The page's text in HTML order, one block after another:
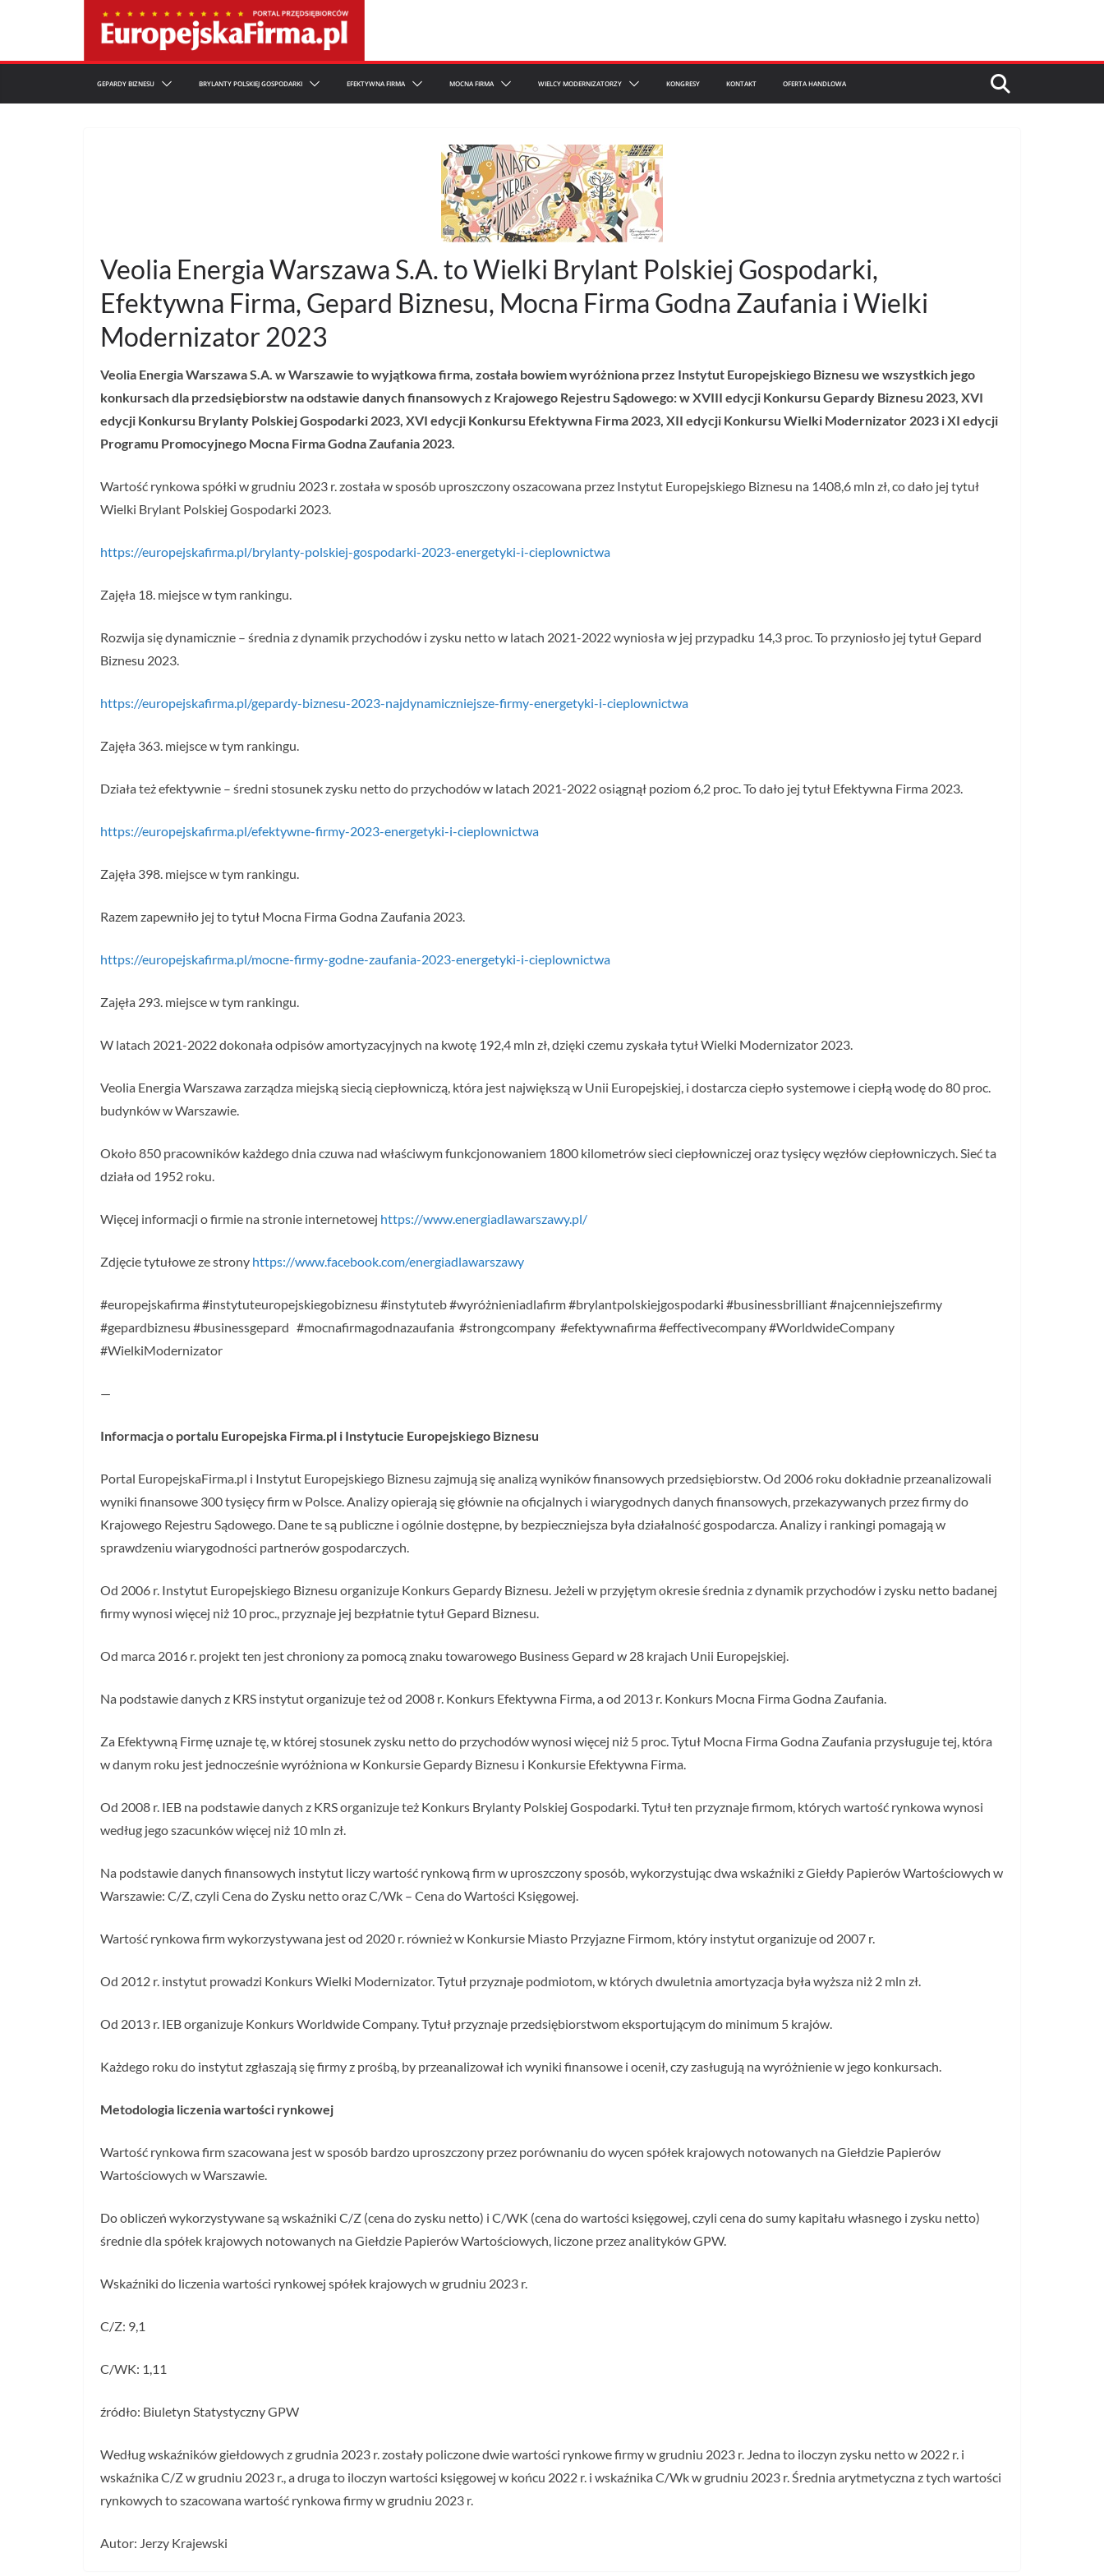
GEPARDY BIZNESU BRYLANTY POLSKIEJ GOSPODARKI EFEKTYWNA FIRMA MOCNA FIRMA WIELCY MODERNIZATORZY KONGRESY KONTAKT OFERTA HANDLOWA
Veolia Energia Warszawa S.A. to Wielki Brylant Polskiej Gospodarki,
Efektywna Firma, Gepard Biznesu, Mocna Firma Godna Zaufania i Wielki
Modernizator 2023
Veolia Energia Warszawa S.A. w Warszawie to wyjątkowa firma, została bowiem wyróżniona przez Instytut Europejskiego Biznesu we wszystkich jego
konkursach dla przedsiębiorstw na odstawie danych finansowych z Krajowego Rejestru Sądowego: w XVIII edycji Konkursu Gepardy Biznesu 2023, XVI
edycji Konkursu Brylanty Polskiej Gospodarki 2023, XVI edycji Konkursu Efektywna Firma 2023, XII edycji Konkursu Wielki Modernizator 2023 i XI edycji
Programu Promocyjnego Mocna Firma Godna Zaufania 2023.
Wartość rynkowa spółki w grudniu 2023 r. została w sposób uproszczony oszacowana przez Instytut Europejskiego Biznesu na 1408,6 mln zł, co dało jej tytuł
Wielki Brylant Polskiej Gospodarki 2023.
https://europejskafirma.pl/brylanty-polskiej-gospodarki-2023-energetyki-i-cieplownictwa
Zajęła 18. miejsce w tym rankingu.
Rozwija się dynamicznie – średnia z dynamik przychodów i zysku netto w latach 2021-2022 wyniosła w jej przypadku 14,3 proc. To przyniosło jej tytuł Gepard
Biznesu 2023.
https://europejskafirma.pl/gepardy-biznesu-2023-najdynamiczniejsze-firmy-energetyki-i-cieplownictwa
Zajęła 363. miejsce w tym rankingu.
Działa też efektywnie – średni stosunek zysku netto do przychodów w latach 2021-2022 osiągnął poziom 6,2 proc. To dało jej tytuł Efektywna Firma 2023.
https://europejskafirma.pl/efektywne-firmy-2023-energetyki-i-cieplownictwa
Zajęła 398. miejsce w tym rankingu.
Razem zapewniło jej to tytuł Mocna Firma Godna Zaufania 2023.
https://europejskafirma.pl/mocne-firmy-godne-zaufania-2023-energetyki-i-cieplownictwa
Zajęła 293. miejsce w tym rankingu.
W latach 2021-2022 dokonała odpisów amortyzacyjnych na kwotę 192,4 mln zł, dzięki czemu zyskała tytuł Wielki Modernizator 2023.
Veolia Energia Warszawa zarządza miejską siecią ciepłowniczą, która jest największą w Unii Europejskiej, i dostarcza ciepło systemowe i ciepłą wodę do 80 proc.
budynków w Warszawie.
Około 850 pracowników każdego dnia czuwa nad właściwym funkcjonowaniem 1800 kilometrów sieci ciepłowniczej oraz tysięcy węzłów ciepłowniczych. Sieć ta
działa od 1952 roku.
Więcej informacji o firmie na stronie internetowej https://www.energiadlawarszawy.pl/
Zdjęcie tytułowe ze strony https://www.facebook.com/energiadlawarszawy
#europejskafirma #instytuteuropejskiegobiznesu #instytuteb #wyróżnieniadlafirm #brylantpolskiejgospodarki #businessbrilliant #najcenniejszefirmy
#gepardbiznesu #businessgepard #mocnafirmagodnazaufania #strongcompany #efektywnafirma #effectivecompany #WorldwideCompany
#WielkiModernizator
—
Informacja o portalu Europejska Firma.pl i Instytucie Europejskiego Biznesu
Portal EuropejskaFirma.pl i Instytut Europejskiego Biznesu zajmują się analizą wyników finansowych przedsiębiorstw. Od 2006 roku dokładnie przeanalizowali
wyniki finansowe 300 tysięcy firm w Polsce. Analizy opierają się głównie na oficjalnych i wiarygodnych danych finansowych, przekazywanych przez firmy do
Krajowego Rejestru Sądowego. Dane te są publiczne i ogólnie dostępne, by bezpieczniejsza była działalność gospodarcza. Analizy i rankingi pomagają w
sprawdzeniu wiarygodności partnerów gospodarczych.
Od 2006 r. Instytut Europejskiego Biznesu organizuje Konkurs Gepardy Biznesu. Jeżeli w przyjętym okresie średnia z dynamik przychodów i zysku netto badanej
firmy wynosi więcej niż 10 proc., przyznaje jej bezpłatnie tytuł Gepard Biznesu.
Od marca 2016 r. projekt ten jest chroniony za pomocą znaku towarowego Business Gepard w 28 krajach Unii Europejskiej.
Na podstawie danych z KRS instytut organizuje też od 2008 r. Konkurs Efektywna Firma, a od 2013 r. Konkurs Mocna Firma Godna Zaufania.
Za Efektywną Firmę uznaje tę, w której stosunek zysku netto do przychodów wynosi więcej niż 5 proc. Tytuł Mocna Firma Godna Zaufania przysługuje tej, która
w danym roku jest jednocześnie wyróżniona w Konkursie Gepardy Biznesu i Konkursie Efektywna Firma.
Od 2008 r. IEB na podstawie danych z KRS organizuje też Konkurs Brylanty Polskiej Gospodarki. Tytuł ten przyznaje firmom, których wartość rynkowa wynosi
według jego szacunków więcej niż 10 mln zł.
Na podstawie danych finansowych instytut liczy wartość rynkową firm w uproszczony sposób, wykorzystując dwa wskaźniki z Giełdy Papierów Wartościowych w
Warszawie: C/Z, czyli Cena do Zysku netto oraz C/Wk – Cena do Wartości Księgowej.
Wartość rynkowa firm wykorzystywana jest od 2020 r. również w Konkursie Miasto Przyjazne Firmom, który instytut organizuje od 2007 r.
Od 2012 r. instytut prowadzi Konkurs Wielki Modernizator. Tytuł przyznaje podmiotom, w których dwuletnia amortyzacja była wyższa niż 2 mln zł.
Od 2013 r. IEB organizuje Konkurs Worldwide Company. Tytuł przyznaje przedsiębiorstwom eksportującym do minimum 5 krajów.
Każdego roku do instytut zgłaszają się firmy z prośbą, by przeanalizował ich wyniki finansowe i ocenił, czy zasługują na wyróżnienie w jego konkursach.
Metodologia liczenia wartości rynkowej
Wartość rynkowa firm szacowana jest w sposób bardzo uproszczony przez porównaniu do wycen spółek krajowych notowanych na Giełdzie Papierów
Wartościowych w Warszawie.
Do obliczeń wykorzystywane są wskaźniki C/Z (cena do zysku netto) i C/WK (cena do wartości księgowej, czyli cena do sumy kapitału własnego i zysku netto)
średnie dla spółek krajowych notowanych na Giełdzie Papierów Wartościowych, liczone przez analityków GPW.
Wskaźniki do liczenia wartości rynkowej spółek krajowych w grudniu 2023 r.
C/Z: 9,1
C/WK: 1,11
źródło: Biuletyn Statystyczny GPW
Według wskaźników giełdowych z grudnia 2023 r. zostały policzone dwie wartości rynkowe firmy w grudniu 2023 r. Jedna to iloczyn zysku netto w 2022 r. i
wskaźnika C/Z w grudniu 2023 r., a druga to iloczyn wartości księgowej w końcu 2022 r. i wskaźnika C/Wk w grudniu 2023 r. Średnia arytmetyczna z tych wartości
rynkowych to szacowana wartość rynkowa firmy w grudniu 2023 r.
Autor: Jerzy Krajewski